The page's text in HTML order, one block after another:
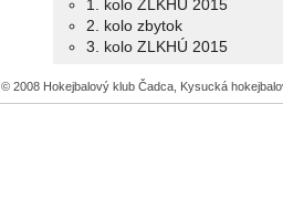
1. kolo ZLKHU 2015
2. kolo zbytok
3. kolo ZLKHÚ 2015
© 2008 Hokejbalový klub Čadca, Kysucká